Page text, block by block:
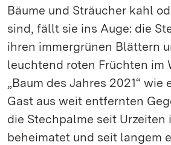
Bäume und Sträucher kahl
sind, fällt sie ins Auge: die
ihren immergrünen Blättern
leuchtend roten Früchten im
„Baum des Jahres 2021“ wie
Gast aus weit entfernten
die Stechpalme seit Urzeiten
beheimatet und seit langem